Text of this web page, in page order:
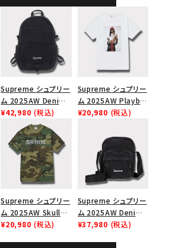
ャップ ブラック
Supreme シュプリー
ム 2025AW Denim
Backpack デニム バ
ックパック ブラック
¥42,980 (税込)
Supreme シュプリー
ム 2025AW Playboi
Carti Tee プレイボ
¥20,980 (税込)
Supreme シュプリー
ム 2025AW Skull
Tee スカル Tシャ
¥20,980 (税込)
Supreme シュプリー
ム 2025AW Denim
Shoulder Bag デニ
¥37,980 (税込)